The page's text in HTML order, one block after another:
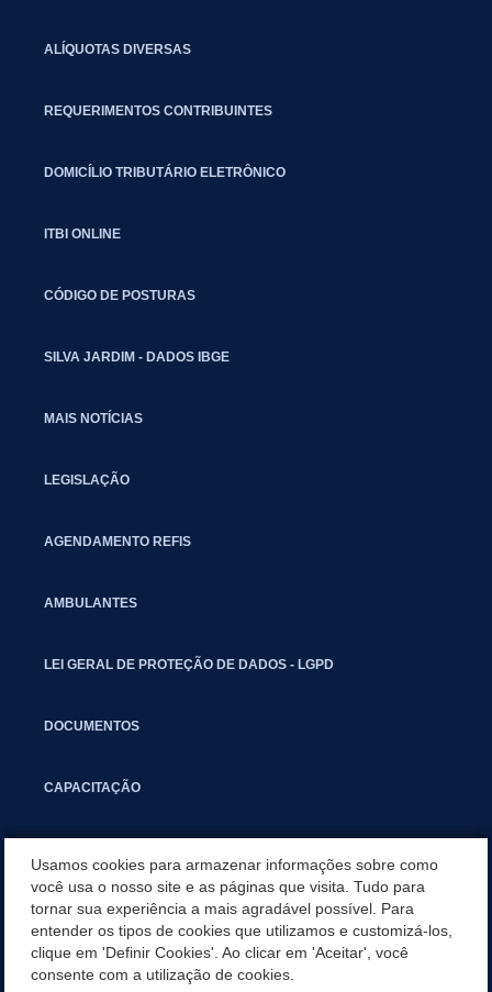
ALÍQUOTAS DIVERSAS
REQUERIMENTOS CONTRIBUINTES
DOMICÍLIO TRIBUTÁRIO ELETRÔNICO
ITBI ONLINE
CÓDIGO DE POSTURAS
SILVA JARDIM - DADOS IBGE
MAIS NOTÍCIAS
LEGISLAÇÃO
AGENDAMENTO REFIS
AMBULANTES
LEI GERAL DE PROTEÇÃO DE DADOS - LGPD
DOCUMENTOS
CAPACITAÇÃO
GUIA RÁPIDO
CADASTRO IMOBILIÁRIO
Usamos cookies para armazenar informações sobre como
você usa o nosso site e as páginas que visita. Tudo para
tornar sua experiência a mais agradável possível. Para
entender os tipos de cookies que utilizamos e customizá-los,
clique em 'Definir Cookies'. Ao clicar em 'Aceitar', você
consente com a utilização de cookies.